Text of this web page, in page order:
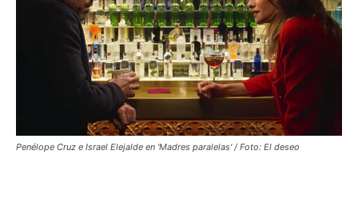
Penélope Cruz e Israel Elejalde en 'Madres paralelas' / Foto: El deseo